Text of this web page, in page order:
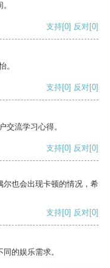
支持[0] 反对[0]
。
支持[0] 反对[0]
交流学习心得。
支持[0] 反对[0]
尔也会出现卡顿的情况，希
支持[0] 反对[0]
的娱乐需求。